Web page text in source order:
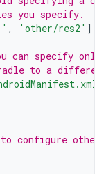
you specify.
, 'other/res2' ]
can specify only
to a
configure other